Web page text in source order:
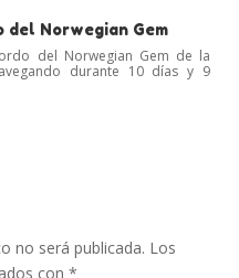
del Norwegian Gem
del Norwegian Gem de la
durante 10 días y 9
no será publicada. Los
con *